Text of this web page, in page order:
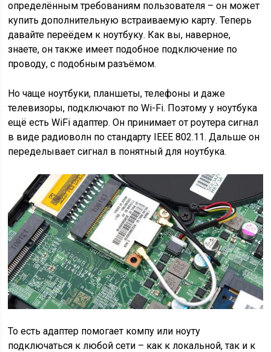
определённым требованиям пользователя – он может
купить дополнительную встраиваемую карту. Теперь
давайте переёдем к ноутбуку. Как вы, наверное,
знаете, он также имеет подобное подключение по
проводу, с подобным разъёмом.
Но чаще ноутбуки, планшеты, телефоны и даже
телевизоры, подключают по Wi-Fi. Поэтому у ноутбука
ещё есть WiFi адаптер. Он принимает от роутера сигнал
в виде радиоволн по стандарту IEEE 802.11. Дальше он
переделывает сигнал в понятный для ноутбука.
То есть адаптер помогает компу или ноуту
подключаться к любой сети – как к локальной, так и к